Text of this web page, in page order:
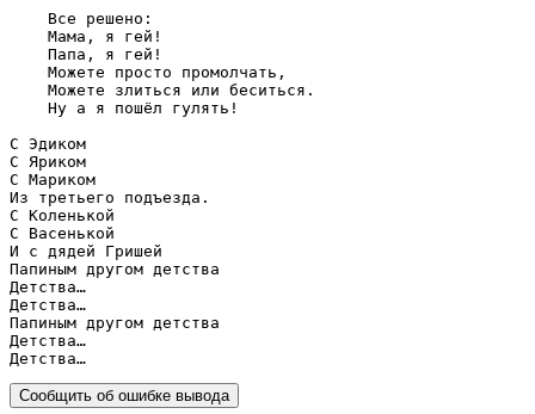
    Все решено:
    Мама, я гей!
    Папа, я гей!
    Можете просто промолчать,
    Можете злиться или беситься.
    Ну а я пошёл гулять!
С Эдиком
С Яриком
С Мариком
Из третьего подъезда.
С Коленькой
С Васенькой
И с дядей Гришей
Папиным другом детства
Детства…
Детства…
Папиным другом детства
Детства…
Детства…
Сообщить об ошибке вывода